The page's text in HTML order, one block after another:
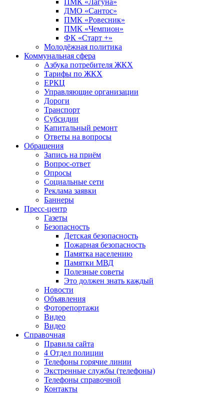
ПМК «Лагуна»
ДМО «Сантос»
ПМК «Ровесник»
ПМК «Чемпион»
ФК «Старт +»
Молодёжная политика
Коммунальная сфера
Азбука потребителя ЖКХ
Тарифы по ЖКХ
ЕРКЦ
Управляющие организации
Дороги
Транспорт
Субсидии
Капитальный ремонт
Ответы на вопросы
Обращения
Запись на приём
Вопрос-ответ
Опросы
Социальные сети
Реклама заявки
Баннеры
Пресс-центр
Газеты
Безопасность
Детская безопасность
Пожарная безопасность
Памятка населению
Памятки МВД
Полезные советы
Это должен знать каждый
Новости
Объявления
Фоторепортажи
Видео
Видео
Справочная
Правила сайта
4 Отдел полиции
Телефоны горячие линии
Экстренные службы (телефоны)
Телефоны справочной
Контакты